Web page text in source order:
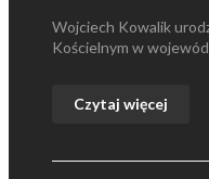
Wojciech Kowalik
Kościelnym w
Czytaj więcej